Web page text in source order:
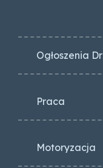
Ogłoszenia
Praca
Motoryzacja